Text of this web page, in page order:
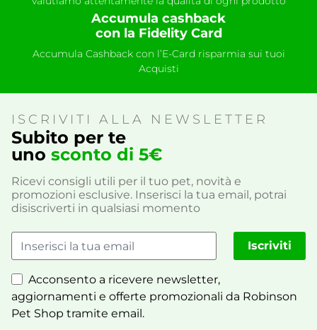
Accumula cashback
con la Fidelity Card
Accumula Cashback con l’E-Card risparmia sui tuoi
Acquisti
ISCRIVITI ALLA NEWSLETTER
Subito per te
uno sconto di 5€
Ricevi consigli utili per il tuo pet, novità e
promozioni esclusive. Inserisci la tua email, potrai
disiscriverti in qualsiasi momento
Acconsento a ricevere newsletter,
aggiornamenti e offerte promozionali da Robinson
Pet Shop tramite email.
Iscriviti